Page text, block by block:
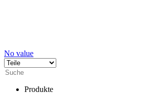
No value
Produkte